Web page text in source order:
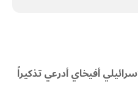
أفيخاي أدرعي تذكيراً